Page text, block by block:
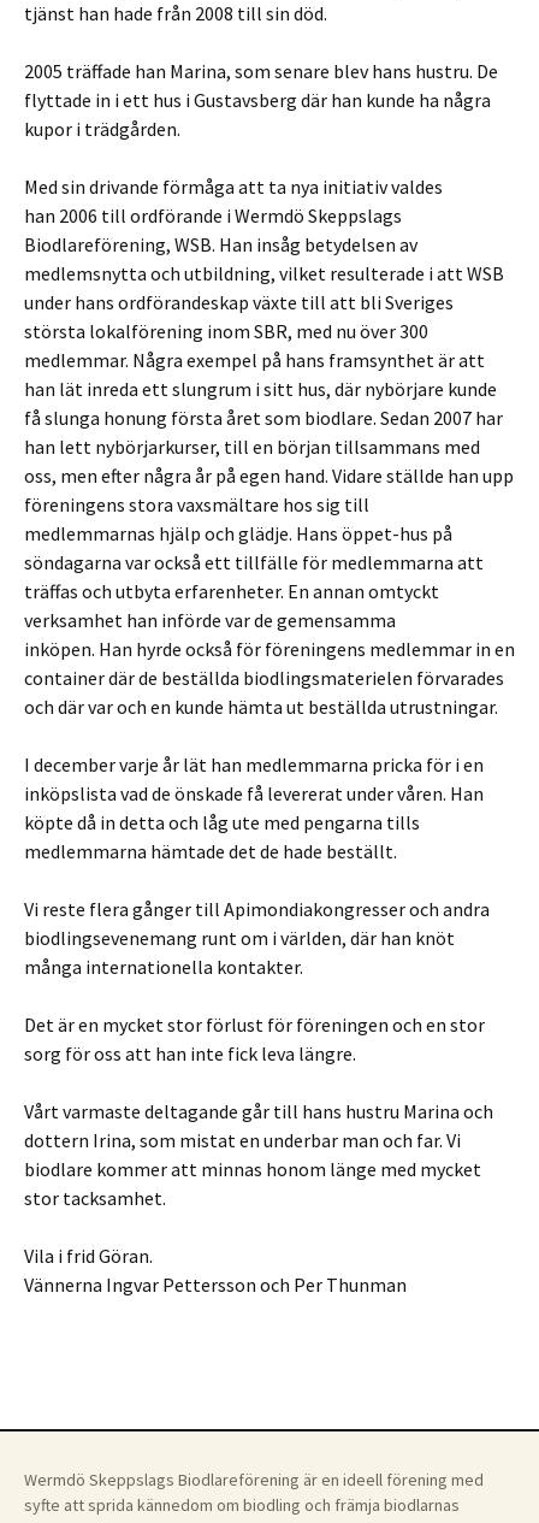
tjänst han hade från 2008 till sin död.
2005 träffade han Marina, som senare blev hans hustru. De
flyttade in i ett hus i Gustavsberg där han kunde ha några
kupor i trädgården.
Med sin drivande förmåga att ta nya initiativ valdes
han 2006 till ordförande i Wermdö Skeppslags
Biodlareförening, WSB. Han insåg betydelsen av
medlemsnytta och utbildning, vilket resulterade i att WSB
under hans ordförandeskap växte till att bli Sveriges
största lokalförening inom SBR, med nu över 300
medlemmar. Några exempel på hans framsynthet är att
han lät inreda ett slungrum i sitt hus, där nybörjare kunde
få slunga honung första året som biodlare. Sedan 2007 har
han lett nybörjarkurser, till en början tillsammans med
oss, men efter några år på egen hand. Vidare ställde han upp
föreningens stora vaxsmältare hos sig till
medlemmarnas hjälp och glädje. Hans öppet-hus på
söndagarna var också ett tillfälle för medlemmarna att
träffas och utbyta erfarenheter. En annan omtyckt
verksamhet han införde var de gemensamma
inköpen. Han hyrde också för föreningens medlemmar in en
container där de beställda biodlingsmaterielen förvarades
och där var och en kunde hämta ut beställda utrustningar.
I december varje år lät han medlemmarna pricka för i en
inköpslista vad de önskade få levererat under våren. Han
köpte då in detta och låg ute med pengarna tills
medlemmarna hämtade det de hade beställt.
Vi reste flera gånger till Apimondiakongresser och andra
biodlingsevenemang runt om i världen, där han knöt
många internationella kontakter.
Det är en mycket stor förlust för föreningen och en stor
sorg för oss att han inte fick leva längre.
Vårt varmaste deltagande går till hans hustru Marina och
dottern Irina, som mistat en underbar man och far. Vi
biodlare kommer att minnas honom länge med mycket
stor tacksamhet.
Vila i frid Göran.
Vännerna Ingvar Pettersson och Per Thunman
Wermdö Skeppslags Biodlareförening är en ideell förening med
syfte att sprida kännedom om biodling och främja biodlarnas